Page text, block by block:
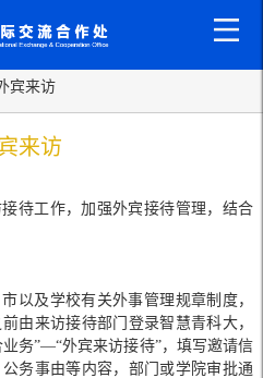
宾来访
来访
待工作，加强外宾接待管理，结合
以及学校有关外事管理规章制度，
由来访接待部门登录智慧青科大，
务”—“外宾来访接待”，填写邀请信
务事由等内容，部门或学院审批通